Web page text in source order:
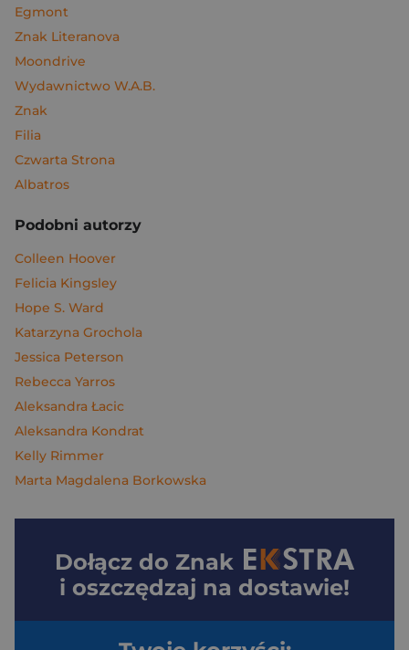
Egmont
Znak Literanova
Moondrive
Wydawnictwo W.A.B.
Znak
Filia
Czwarta Strona
Albatros
Podobni autorzy
Colleen Hoover
Felicia Kingsley
Hope S. Ward
Katarzyna Grochola
Jessica Peterson
Rebecca Yarros
Aleksandra Łacic
Aleksandra Kondrat
Kelly Rimmer
Marta Magdalena Borkowska
Dołącz do Znak
i oszczędzaj na dostawie!